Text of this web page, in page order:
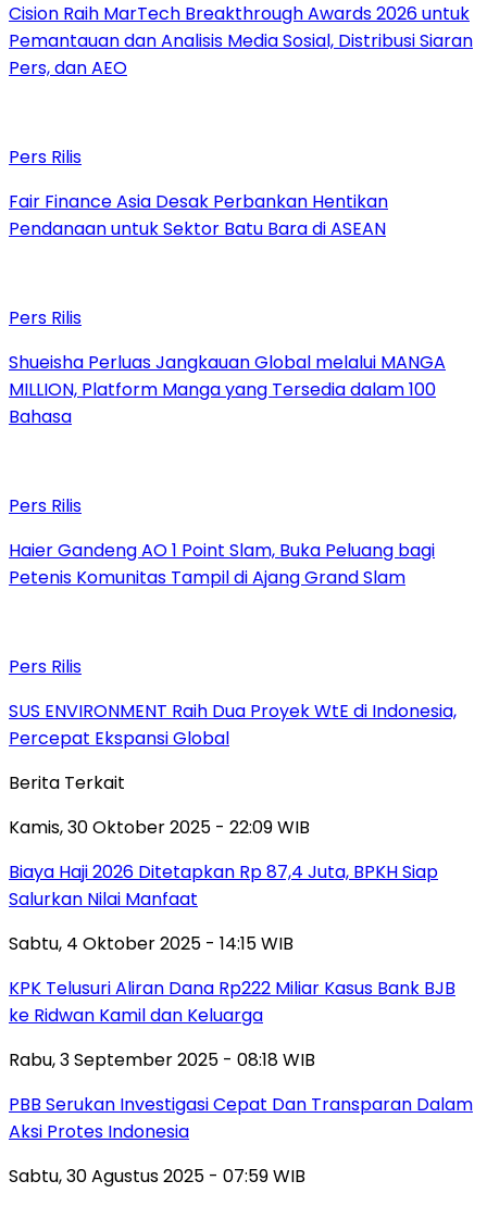
Cision Raih MarTech Breakthrough Awards 2026 untuk
Pemantauan dan Analisis Media Sosial, Distribusi Siaran
Pers, dan AEO
Pers Rilis
Fair Finance Asia Desak Perbankan Hentikan
Pendanaan untuk Sektor Batu Bara di ASEAN
Pers Rilis
Shueisha Perluas Jangkauan Global melalui MANGA
MILLION, Platform Manga yang Tersedia dalam 100
Bahasa
Pers Rilis
Haier Gandeng AO 1 Point Slam, Buka Peluang bagi
Petenis Komunitas Tampil di Ajang Grand Slam
Pers Rilis
SUS ENVIRONMENT Raih Dua Proyek WtE di Indonesia,
Percepat Ekspansi Global
Berita Terkait
Kamis, 30 Oktober 2025 - 22:09 WIB
Biaya Haji 2026 Ditetapkan Rp 87,4 Juta, BPKH Siap
Salurkan Nilai Manfaat
Sabtu, 4 Oktober 2025 - 14:15 WIB
KPK Telusuri Aliran Dana Rp222 Miliar Kasus Bank BJB
ke Ridwan Kamil dan Keluarga
Rabu, 3 September 2025 - 08:18 WIB
PBB Serukan Investigasi Cepat Dan Transparan Dalam
Aksi Protes Indonesia
Sabtu, 30 Agustus 2025 - 07:59 WIB